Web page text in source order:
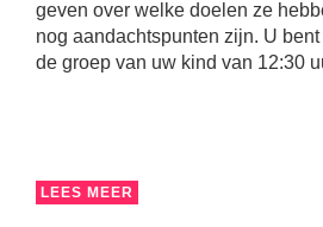
geven over welke doelen ze
nog aandachtspunten zijn. U
de groep van uw kind van 12:30
LEES MEER